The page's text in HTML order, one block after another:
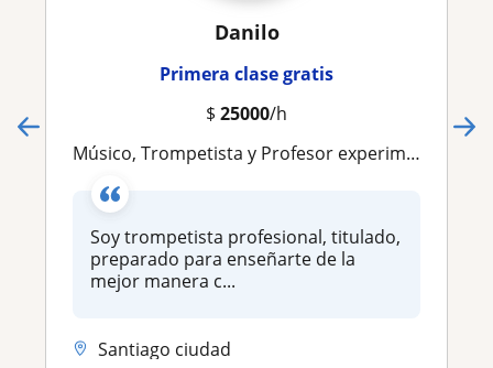
Danilo
Primera clase gratis
$ 25000/h
Músico, Trompetista y Profesor experimentado, con más de 20 años en el mundo artístico
Soy trompetista profesional, titulado,
preparado para enseñarte de la
mejor manera c...
Santiago ciudad